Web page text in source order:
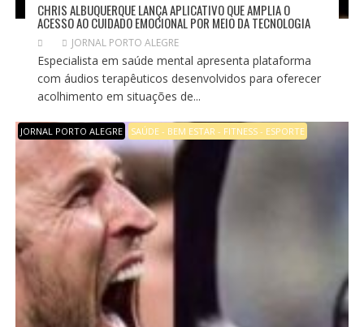
CHRIS ALBUQUERQUE LANÇA APLICATIVO QUE AMPLIA O
ACESSO AO CUIDADO EMOCIONAL POR MEIO DA TECNOLOGIA
JORNAL PORTO ALEGRE
Especialista em saúde mental apresenta plataforma
com áudios terapêuticos desenvolvidos para oferecer
acolhimento em situações de...
JORNAL PORTO ALEGRE SAÚDE - BEM ESTAR - FITNESS - ESPORTE